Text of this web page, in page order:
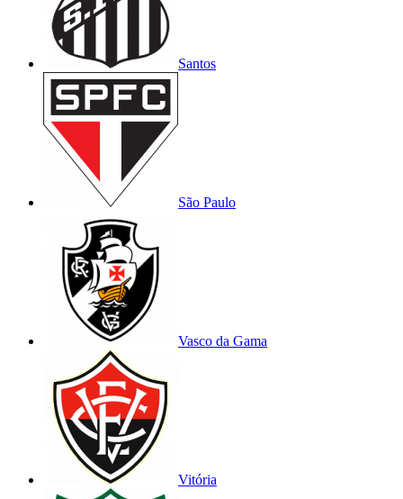
Santos
São Paulo
Vasco da Gama
Vitória